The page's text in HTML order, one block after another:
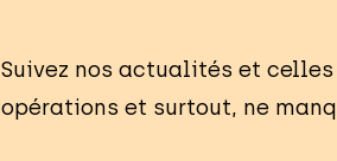
Suivez nos actualités et
opérations et surtout, ne